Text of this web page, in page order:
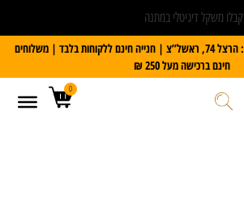
קבלו משקל דיגיטלי במתנה
בקרו אותנו גם בחנות הפיזית: הרצל 74, ראשל”צ | חנייה חינם ללקוחות בלבד | משלוחים
חינם ברכישה מעל 250 ₪
0